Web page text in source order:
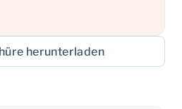
herunterladen